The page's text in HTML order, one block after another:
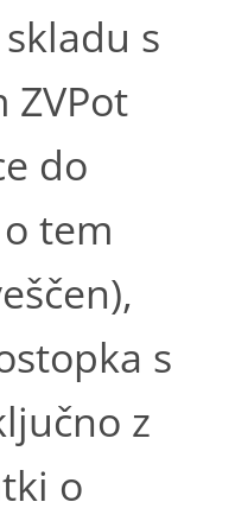
s
ZVPot
do
tem
s
z
o